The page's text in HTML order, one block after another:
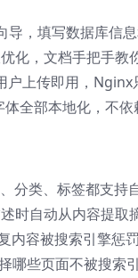
导，填写数据库信
化，文档手把手教
户上传即用，Nginx
体全部本地化，不
分类、标签都支持
时自动从内容提取
内容被搜索引擎惩罚
哪些页面不被搜索